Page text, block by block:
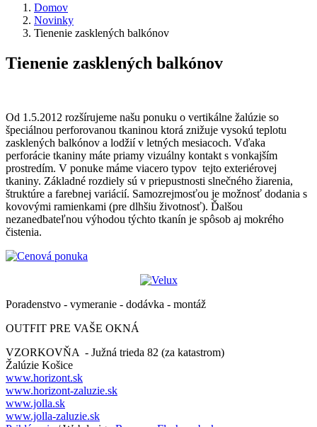
Domov
Novinky
Tienenie zasklených balkónov
Tienenie zasklených balkónov
Od 1.5.2012 rozšírujeme našu ponuku o vertikálne žalúzie so
špeciálnou perforovanou tkaninou ktorá znižuje vysokú teplotu
zasklených balkónov a lodžií v letných mesiacoch. Vďaka
perforácie tkaniny máte priamy vizuálny kontakt s vonkajším
prostredím. V ponuke máme viacero typov tejto exteriérovej
tkaniny. Základné rozdiely sú v priepustnosti slnečného žiarenia,
štruktúre a farebnej variácií. Samozrejmosťou je možnosť dodania s
kovovými ramienkami (pre dlhšiu životnosť). Ďalšou
nezanedbateľnou výhodou týchto tkanín je spôsob aj mokrého
čistenia.
Poradenstvo - vymeranie - dodávka - montáž
OUTFIT PRE VAŠE OKNÁ
VZORKOVŇA - Južná trieda 82 (za katastrom)
Žalúzie Košice
www.horizont.sk
www.horizont-zaluzie.sk
www.jolla.sk
www.jolla-zaluzie.sk